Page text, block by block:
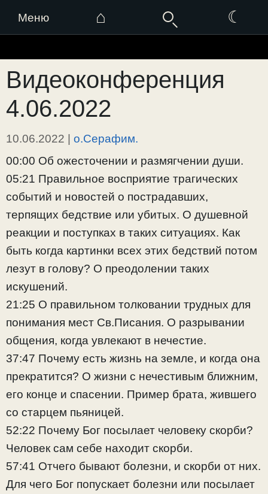
Меню ⌂ ☾
к
содержимому
Видеоконференция
4.06.2022
10.06.2022 | о.Серафим.
00:00 Об ожесточении и размягчении души.
05:21 Правильное восприятие трагических
событий и новостей о пострадавших,
терпящих бедствие или убитых. О душевной
реакции и поступках в таких ситуациях. Как
быть когда картинки всех этих бедствий потом
лезут в голову? О преодолении таких
искушений.
21:25 О правильном толковании трудных для
понимания мест Св.Писания. О разрывании
общения, когда увлекают в нечестие.
37:47 Почему есть жизнь на земле, и когда она
прекратится? О жизни с нечестивым ближним,
его конце и спасении. Пример брата, жившего
со старцем пьяницей.
52:22 Почему Бог посылает человеку скорби?
Человек сам себе находит скорби.
57:41 Отчего бывают болезни, и скорби от них.
Для чего Бог попускает болезни или посылает